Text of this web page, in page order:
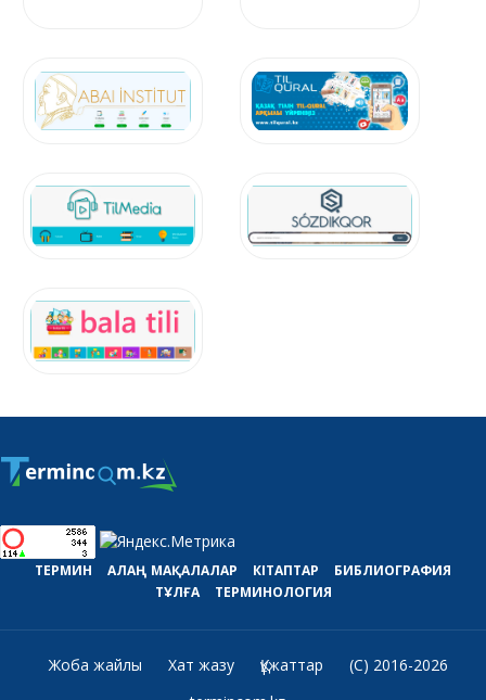
ТЕРМИН АЛАҢ МАҚАЛАЛАР КІТАПТАР
БИБЛИОГРАФИЯ
ТҰЛҒА
ТЕРМИНОЛОГИЯ
Жоба жайлы Хат жазу Құжаттар
(C) 2016-2026